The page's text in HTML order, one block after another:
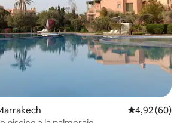
Évaluation
4,92 (60)